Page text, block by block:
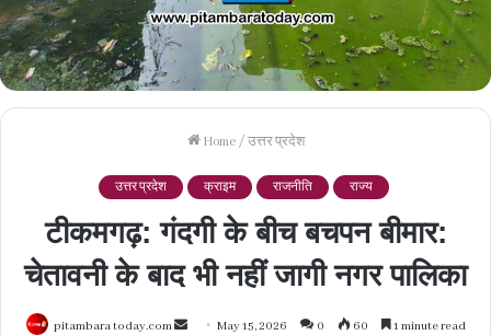
Home / उत्तर प्रदेश
उत्तर प्रदेश क्राइम राजनीति राज्य
टीकमगढ़: गंदगी के बीच बचपन बीमार:
चेतावनी के बाद भी नहीं जागी नगर पालिका
pitambara today.com
Send May 15, 2026 0 60 1 minute read